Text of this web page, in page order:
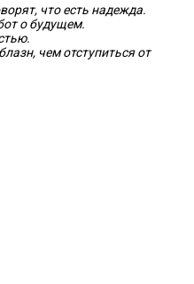
что есть надежда.
о будущем.
чем отступиться от